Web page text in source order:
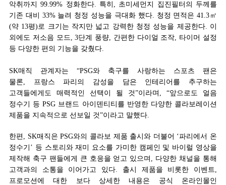
악취까지 99.99% 정화한다. 특히, 초미세먼지 집진필터의 두께를
기존 대비 33% 늘려 청정 성능을 극대화 했다. 청정 면적은 41.3㎡
(약 13평)로 크기는 작지만 넓고 강력한 청정 성능을 제공한다. 이
외에도 저소음 모드, 3단계 풍량, 간편한 다이얼 조작, 타이머 설정
등 다양한 편의 기능을 갖췄다.
SK매직 관계자는 “PSG와 축구를 사랑하는 스포츠 팬은
물론, 프랑스 파리의 감성을 담은 인테리어를 추구하는
고객들에게도 매력적인 선택이 될 것”이라며, “앞으로도 얼음
정수기 등 PSG 브랜드 아이덴티티를 반영한 다양한 콜라보레이션
제품을 지속적으로 선보일 것”이라고 말했다.
한편, SK매직은 PSG와의 콜라보 제품 출시와 더불어 ‘파리에서 온
정수기’ 등 스토리와 재미 요소를 가미한 캠페인 및 바이럴 영상을
제작해 축구 팬들에게 큰 호응을 얻고 있으며, 다양한 채널을 통해
고객과의 소통을 이어가고 있다. 출시 제품을 비롯한 이벤트,
프로모션에 대한 보다 상세한 내용은 공식 온라인몰인